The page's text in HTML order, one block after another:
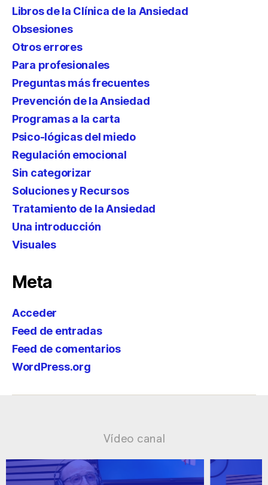
Libros de la Clínica de la Ansiedad
Obsesiones
Otros errores
Para profesionales
Preguntas más frecuentes
Prevención de la Ansiedad
Programas a la carta
Psico-lógicas del miedo
Regulación emocional
Sin categorizar
Soluciones y Recursos
Tratamiento de la Ansiedad
Una introducción
Visuales
Meta
Acceder
Feed de entradas
Feed de comentarios
WordPress.org
Vídeo canal